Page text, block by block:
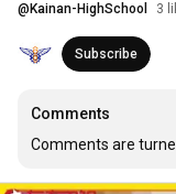
@ Kainan-HighSchool 3
Subscribe
Comments
Comments are